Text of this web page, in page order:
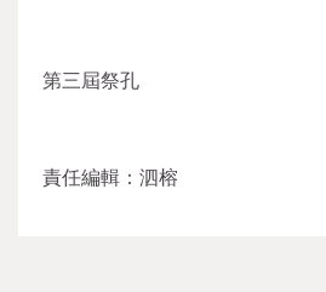
第三屆祭孔
責任編輯：泗榕